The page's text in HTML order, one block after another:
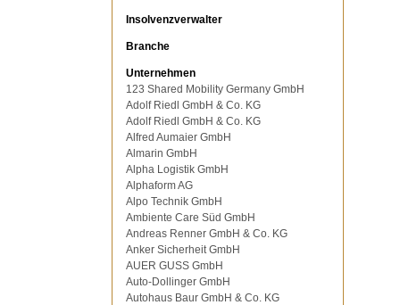
Insolvenzverwalter
Branche
Unternehmen
123 Shared Mobility Germany GmbH
Adolf Riedl GmbH & Co. KG
Adolf Riedl GmbH & Co. KG
Alfred Aumaier GmbH
Almarin GmbH
Alpha Logistik GmbH
Alphaform AG
Alpo Technik GmbH
Ambiente Care Süd GmbH
Andreas Renner GmbH & Co. KG
Anker Sicherheit GmbH
AUER GUSS GmbH
Auto-Dollinger GmbH
Autohaus Baur GmbH & Co. KG